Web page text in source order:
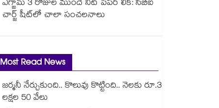
ఎగ్జామ్ 3 రోజుల ముందే నీట్ పేపర్ లీక్: సీబీఐ
చార్జ్ షీట్‎లో చాలా సంచలనాలు
Most Read News
జర్మనీ నేర్చుకుంది.. కొలువు కొట్టింది.. నెలకు రూ.3
లక్షల 50 వేలు